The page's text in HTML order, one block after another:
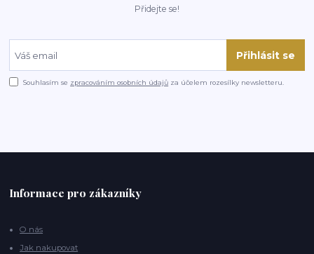
Přidejte se!
Přihlásit se
Souhlasím se zpracováním osobních údajů za účelem rozesílky newsletteru.
Informace pro zákazníky
O nás
Jak nakupovat